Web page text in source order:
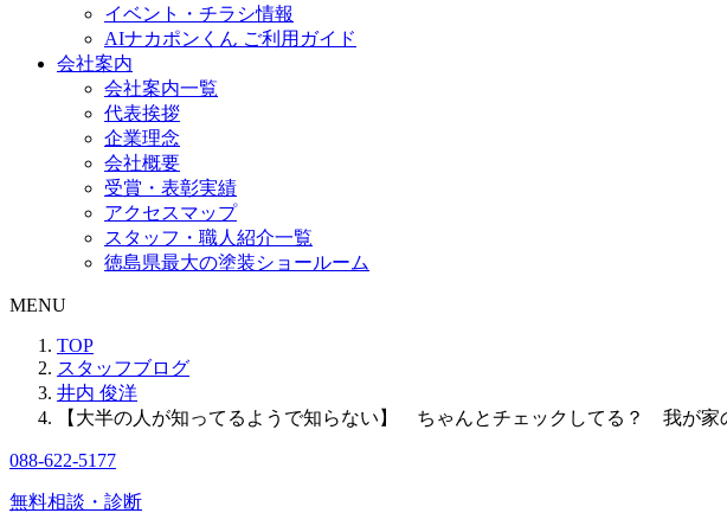
イベント・チラシ情報
AIナカポンくん ご利用ガイド
会社案内
会社案内一覧
代表挨拶
企業理念
会社概要
受賞・表彰実績
アクセスマップ
スタッフ・職人紹介一覧
徳島県最大の塗装ショールーム
MENU
TOP
スタッフブログ
井内 俊洋
【大半の人が知ってるようで知らない】 ちゃんとチェックしてる？ 我が家
088-622-5177
無料相談・診断